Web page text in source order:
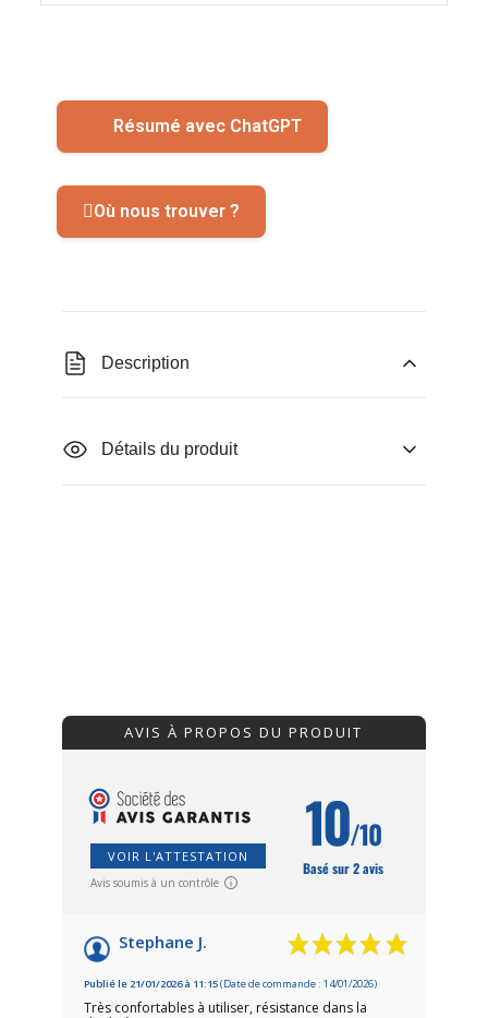
Résumé avec ChatGPT
Où nous trouver ?
Description
Détails du produit
AVIS À PROPOS DU PRODUIT
VOIR L'ATTESTATION
Avis soumis à un contrôle
10/10
Basé sur 2 avis
Stephane J.
Publié le 21/01/2026 à 11:15(Date de commande : 14/01/2026)
Très confortables à utiliser, résistance dans la